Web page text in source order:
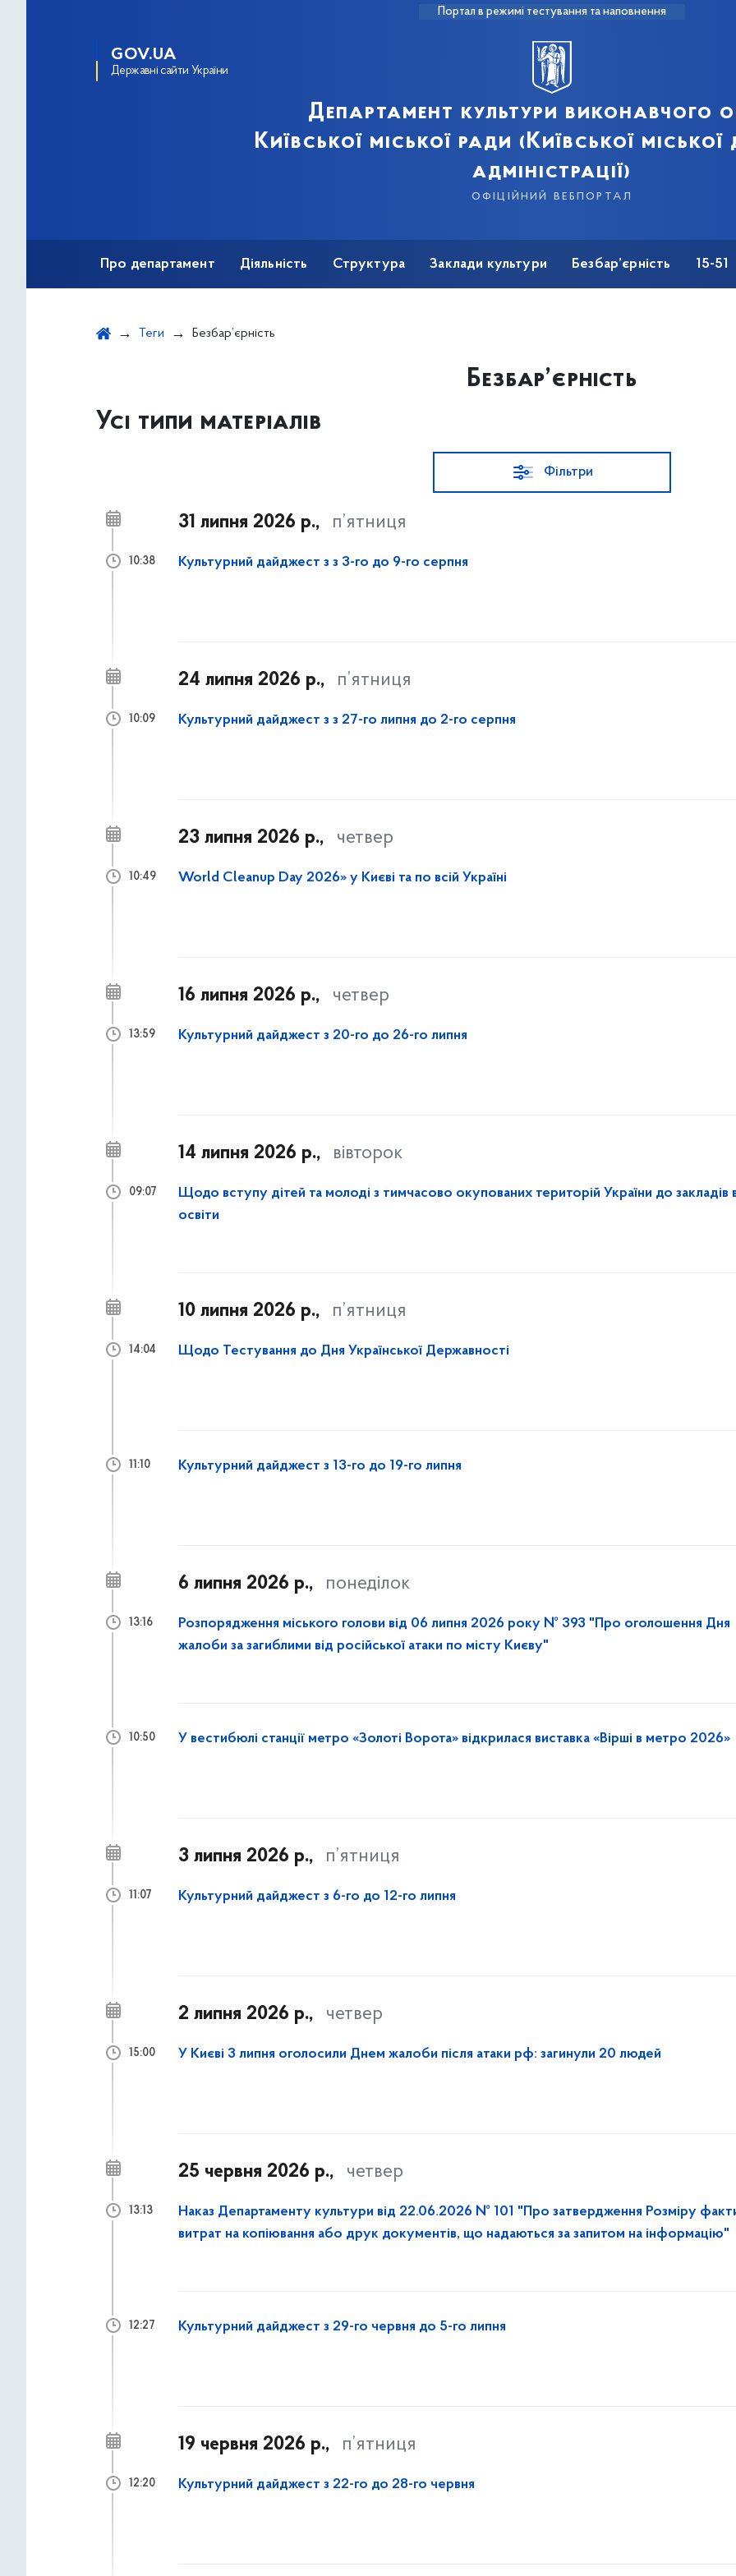
Портал в режимі тестування та наповнення
GOV.UA
Державні сайти України
Департамент культури виконавчого
Київської міської ради (Київської
адміністрації)
офіційний вебпортал
Про департамент Діяльність Структура Заклади культури Безбар’єрність 15-51
Теги Безбар’єрність
Безбар’єрність
Усі типи матеріалів
Фільтри
31 липня 2026 р., п’ятниця
Культурний дайджест з з 3-го до 9-го серпня
10:38
24 липня 2026 р., п’ятниця
Культурний дайджест з з 27-го липня до 2-го серпня
10:09
23 липня 2026 р., четвер
World Cleanup Day 2026» у Києві та по всій Україні
10:49
16 липня 2026 р., четвер
Культурний дайджест з 20-го до 26-го липня
13:59
14 липня 2026 р., вівторок
Щодо вступу дітей та молоді з тимчасово окупованих територій України до закладів
освіти
09:07
10 липня 2026 р., п’ятниця
Щодо Тестування до Дня Української Державності
14:04
Культурний дайджест з 13-го до 19-го липня
11:10
6 липня 2026 р., понеділок
Розпорядження міського голови від 06 липня 2026 року № 393 "Про оголошення Дня
жалоби за загиблими від російської атаки по місту Києву"
13:16
У вестибюлі станції метро «Золоті Ворота» відкрилася виставка «Вірші в метро 2026»
10:50
3 липня 2026 р., п’ятниця
Культурний дайджест з 6-го до 12-го липня
11:07
2 липня 2026 р., четвер
У Києві 3 липня оголосили Днем жалоби після атаки рф: загинули 20 людей
15:00
25 червня 2026 р., четвер
Наказ Департаменту культури від 22.06.2026 № 101 "Про затвердження Розміру
витрат на копіювання або друк документів, що надаються за запитом на інформацію"
13:13
Культурний дайджест з 29-го червня до 5-го липня
12:27
19 червня 2026 р., п’ятниця
Культурний дайджест з 22-го до 28-го червня
12:20